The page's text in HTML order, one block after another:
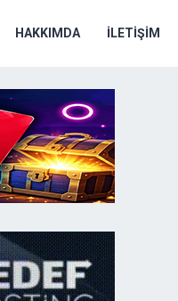
HAKKIMDA İLETIŞIM